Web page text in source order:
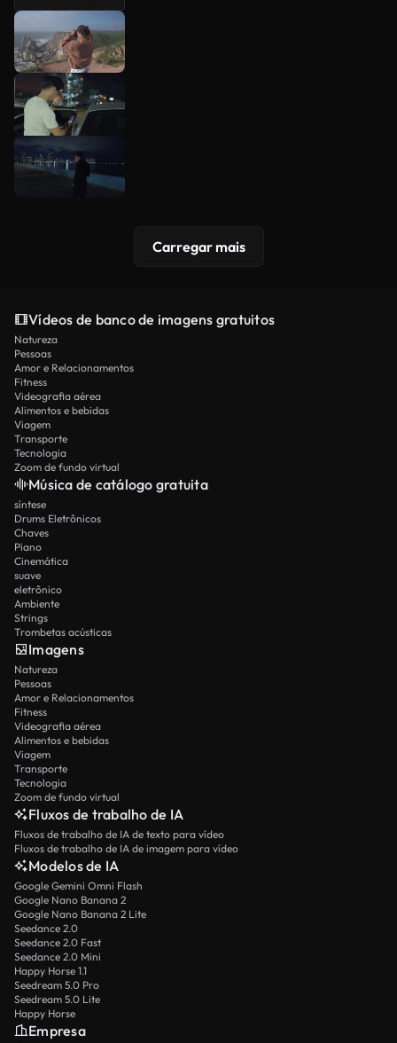
Carregar mais
Vídeos de banco de imagens gratuitos
Natureza
Pessoas
Amor e Relacionamentos
Fitness
Videografia aérea
Alimentos e bebidas
Viagem
Transporte
Tecnologia
Zoom de fundo virtual
Música de catálogo gratuita
síntese
Drums Eletrônicos
Chaves
Piano
Cinemática
suave
eletrônico
Ambiente
Strings
Trombetas acústicas
Imagens
Natureza
Pessoas
Amor e Relacionamentos
Fitness
Videografia aérea
Alimentos e bebidas
Viagem
Transporte
Tecnologia
Zoom de fundo virtual
Fluxos de trabalho de IA
Fluxos de trabalho de IA de texto para vídeo
Fluxos de trabalho de IA de imagem para vídeo
Modelos de IA
Google Gemini Omni Flash
Google Nano Banana 2
Google Nano Banana 2 Lite
Seedance 2.0
Seedance 2.0 Fast
Seedance 2.0 Mini
Happy Horse 1.1
Seedream 5.0 Pro
Seedream 5.0 Lite
Happy Horse
Empresa